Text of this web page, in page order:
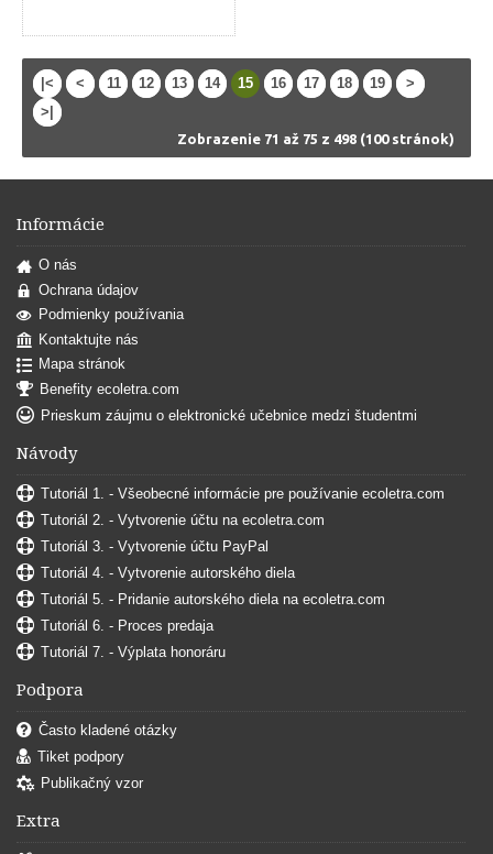
|< < 11 12 13 14 15 16 17 18 19
>
>|
Zobrazenie 71 až 75 z 498 (100 stránok)
Informácie
O nás
Ochrana údajov
Podmienky používania
Kontaktujte nás
Mapa stránok
Benefity ecoletra.com
Prieskum záujmu o elektronické učebnice medzi študentmi
Návody
Tutoriál 1. - Všeobecné informácie pre používanie ecoletra.com
Tutoriál 2. - Vytvorenie účtu na ecoletra.com
Tutoriál 3. - Vytvorenie účtu PayPal
Tutoriál 4. - Vytvorenie autorského diela
Tutoriál 5. - Pridanie autorského diela na ecoletra.com
Tutoriál 6. - Proces predaja
Tutoriál 7. - Výplata honoráru
Podpora
Často kladené otázky
Tiket podpory
Publikačný vzor
Extra